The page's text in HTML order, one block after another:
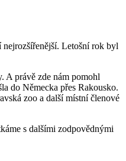
nejrozšířenější. Letošní rok byl
A právě zde nám pomohl
do Německa přes Rakousko.
zoo a další místní členové
s dalšími zodpovědnými